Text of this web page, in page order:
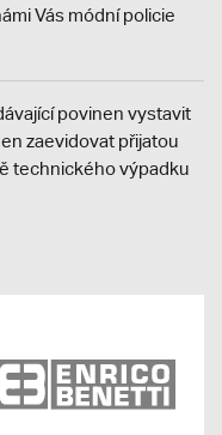
Vás módní policie
povinen vystavit
zaevidovat přijatou
technického výpadku